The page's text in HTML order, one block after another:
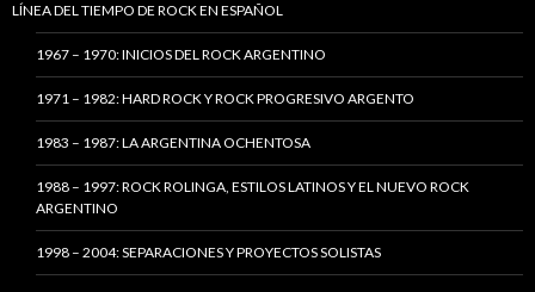
LÍNEA DEL TIEMPO DE ROCK EN ESPAÑOL
1967 – 1970: INICIOS DEL ROCK ARGENTINO
1971 – 1982: HARD ROCK Y ROCK PROGRESIVO ARGENTO
1983 – 1987: LA ARGENTINA OCHENTOSA
1988 – 1997: ROCK ROLINGA, ESTILOS LATINOS Y EL NUEVO ROCK
ARGENTINO
1998 – 2004: SEPARACIONES Y PROYECTOS SOLISTAS